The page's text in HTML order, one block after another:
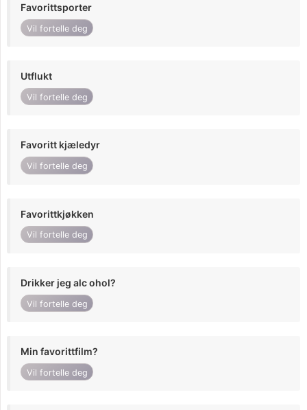
Favorittsporter
Vil fortelle deg
Utflukt
Vil fortelle deg
Favoritt kjæledyr
Vil fortelle deg
Favorittkjøkken
Vil fortelle deg
Drikker jeg alc ohol?
Vil fortelle deg
Min favorittfilm?
Vil fortelle deg